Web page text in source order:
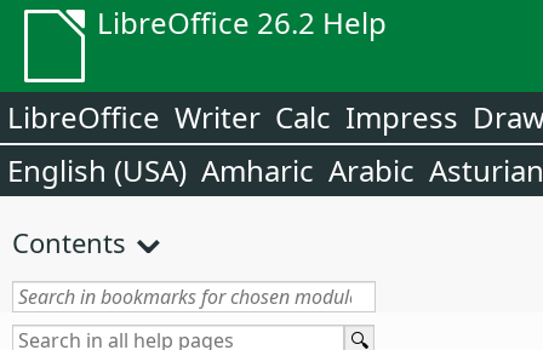
LibreOffice 26.2 Help
LibreOffice Writer Calc Impress
English (USA) Amharic Arabic Asturian
Contents